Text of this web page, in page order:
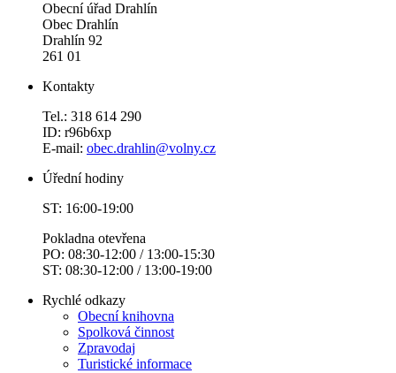
Obecní úřad Drahlín
Obec Drahlín
Drahlín 92
261 01
Kontakty
Tel.: 318 614 290
ID: r96b6xp
E-mail: obec.drahlin@volny.cz
Úřední hodiny
ST: 16:00-19:00
Pokladna otevřena
PO: 08:30-12:00 / 13:00-15:30
ST: 08:30-12:00 / 13:00-19:00
Rychlé odkazy
Obecní knihovna
Spolková činnost
Zpravodaj
Turistické informace